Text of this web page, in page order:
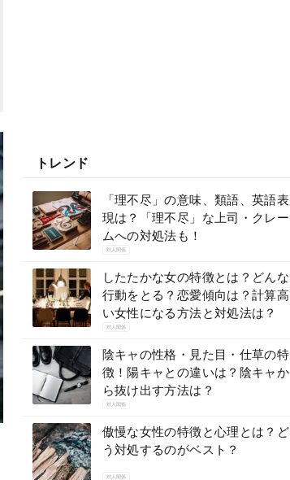
トレンド
「理不尽」の意味、類語、英語表
現は？「理不尽」な上司・クレー
ムへの対処法も！
対人関係
したたかな女の特徴とは？どんな
行動をとる？恋愛傾向は？計算高
い女性になる方法と対処法は？
対人関係
陰キャの性格・見た目・仕草の特
徴！陽キャとの違いは？陰キャか
ら抜け出す方法は？
対人関係
傲慢な女性の特徴と心理とは？ど
う対処するのがベスト？
対人関係